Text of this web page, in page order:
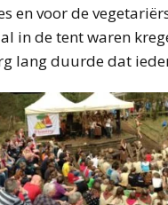
en voor de
in de tent waren
lang duurde dat